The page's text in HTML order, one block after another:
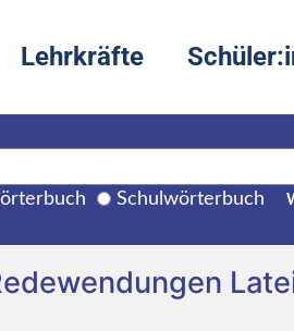
Lehrkräfte
Schulwörterbuch